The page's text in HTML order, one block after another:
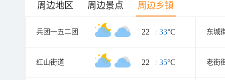
周边地区 周边景点 周边乡镇
兵团一五二团 22 / 33°C 东城
红山街道 22 / 35°C 老街